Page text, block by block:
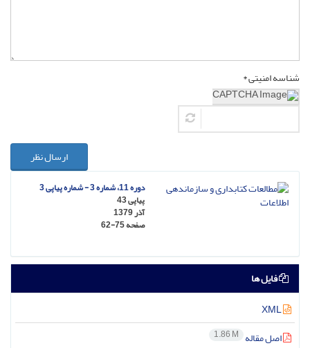
شناسه امنیتی *
ارسال نظر
دوره 11، شماره 3 - شماره پیاپی 3
پیاپی 43
آذر 1379
صفحه62-75
فایل ها
اصل مقاله 1.86 M